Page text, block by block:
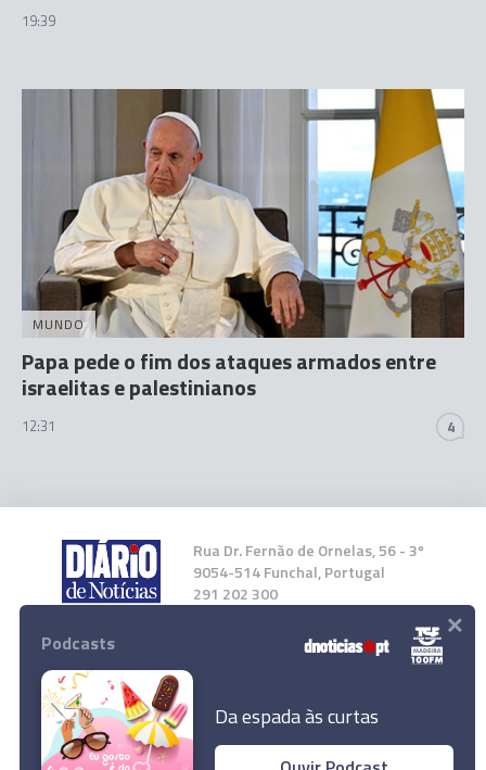
19:39
MUNDO
Papa pede o fim dos ataques armados entre
israelitas e palestinianos
12:31 4
Rua Dr. Fernão de Ornelas, 56 - 3º
9054-514 Funchal, Portugal
291 202 300
Instale a nossa App
Podcasts
Da espada às curtas
×